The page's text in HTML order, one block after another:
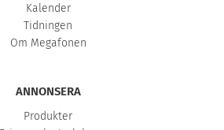
Kalender
Tidningen
Om Megafonen
ANNONSERA
Produkter